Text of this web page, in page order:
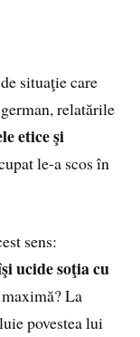
situaţie care
relatările
etice şi
le-a scos în
sens:
ucide soţia cu
La
povestea lui